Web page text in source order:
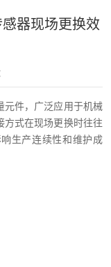
器现场更换效
元件，广泛应用于机械
方式在现场更换时往往
生产连续性和维护成